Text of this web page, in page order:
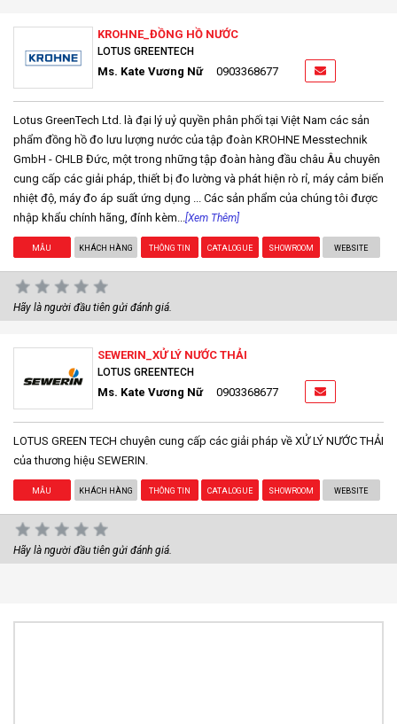
KROHNE_ĐỒNG HỒ NƯỚC
LOTUS GREENTECH
Ms. Kate Vương Nữ 0903368677
Lotus GreenTech Ltd. là đại lý uỷ quyền phân phối tại Việt Nam các sản
phẩm đồng hồ đo lưu lượng nước của tập đoàn KROHNE Messtechnik
GmbH - CHLB Đức, một trong những tập đoàn hàng đầu châu Âu chuyên
cung cấp các giải pháp, thiết bị đo lường và phát hiện rò rỉ, máy cảm biến
nhiệt độ, máy đo áp suất ứng dụng ... Các sản phẩm của chúng tôi được
nhập khẩu chính hãng, đính kèm... [Xem Thêm]
MẪU KHÁCH HÀNG THÔNG TIN CATALOGUE SHOWROOM WEBSITE
Hãy là người đầu tiên gửi đánh giá.
SEWERIN_XỬ LÝ NƯỚC THẢI
LOTUS GREENTECH
Ms. Kate Vương Nữ 0903368677
LOTUS GREEN TECH chuyên cung cấp các giải pháp về XỬ LÝ NƯỚC THẢI
của thương hiệu SEWERIN.
MẪU KHÁCH HÀNG THÔNG TIN CATALOGUE SHOWROOM WEBSITE
Hãy là người đầu tiên gửi đánh giá.